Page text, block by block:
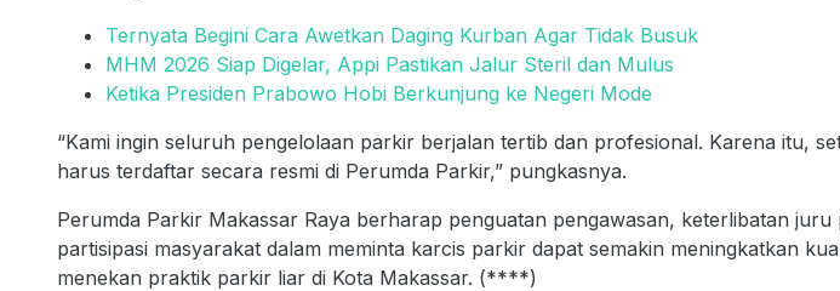
Ternyata Begini Cara Awetkan Daging Kurban Agar Tidak Busuk
MHM 2026 Siap Digelar, Appi Pastikan Jalur Steril dan Mulus
Ketika Presiden Prabowo Hobi Berkunjung ke Negeri Mode
“Kami ingin seluruh pengelolaan parkir berjalan tertib dan profesional. Karena itu,
harus terdaftar secara resmi di Perumda Parkir,” pungkasnya.
Perumda Parkir Makassar Raya berharap penguatan pengawasan, keterlibatan juru
partisipasi masyarakat dalam meminta karcis parkir dapat semakin meningkatkan
menekan praktik parkir liar di Kota Makassar. (****)